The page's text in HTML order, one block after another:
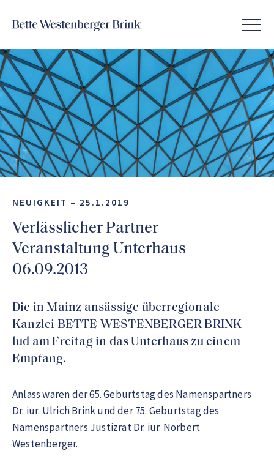
NEUIGKEIT – 25.1.2019
Verlässlicher Partner –
Veranstaltung Unterhaus
06.09.2013
Die in Mainz ansässige überregionale
Kanzlei BETTE WESTENBERGER BRINK
lud am Freitag in das Unterhaus zu einem
Empfang.
Anlass waren der 65. Geburtstag des Namenspartners
Dr. iur. Ulrich Brink und der 75. Geburtstag des
Namenspartners Justizrat Dr. iur. Norbert
Westenberger.